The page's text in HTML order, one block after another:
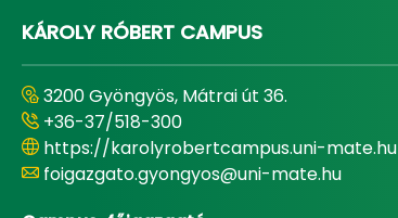
KÁROLY RÓBERT CAMPUS
3200 Gyöngyös, Mátrai út 36.
+36-37/518-300
https://karolyrobertcampus.uni-mate.hu
foigazgato.gyongyos@uni-mate.hu